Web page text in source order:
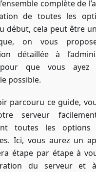
complète de
de toutes les
début, cela peut être
on vous
détaillée à
pour que vous ayez
possible.
parcouru ce guide,
serveur
toutes les options
Ici, vous aurez un
étape par étape à
du serveur et